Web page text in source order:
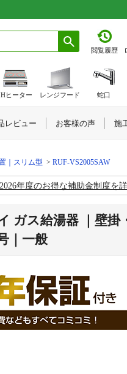
閲覧履歴
｜スリム型 RUF-VS2005SAW
2026年度のお得な補助金制度を
ガス給湯器 ｜壁掛
｜一般
ヒーター レンジフード 蛇口
レビュー お客様の声 施